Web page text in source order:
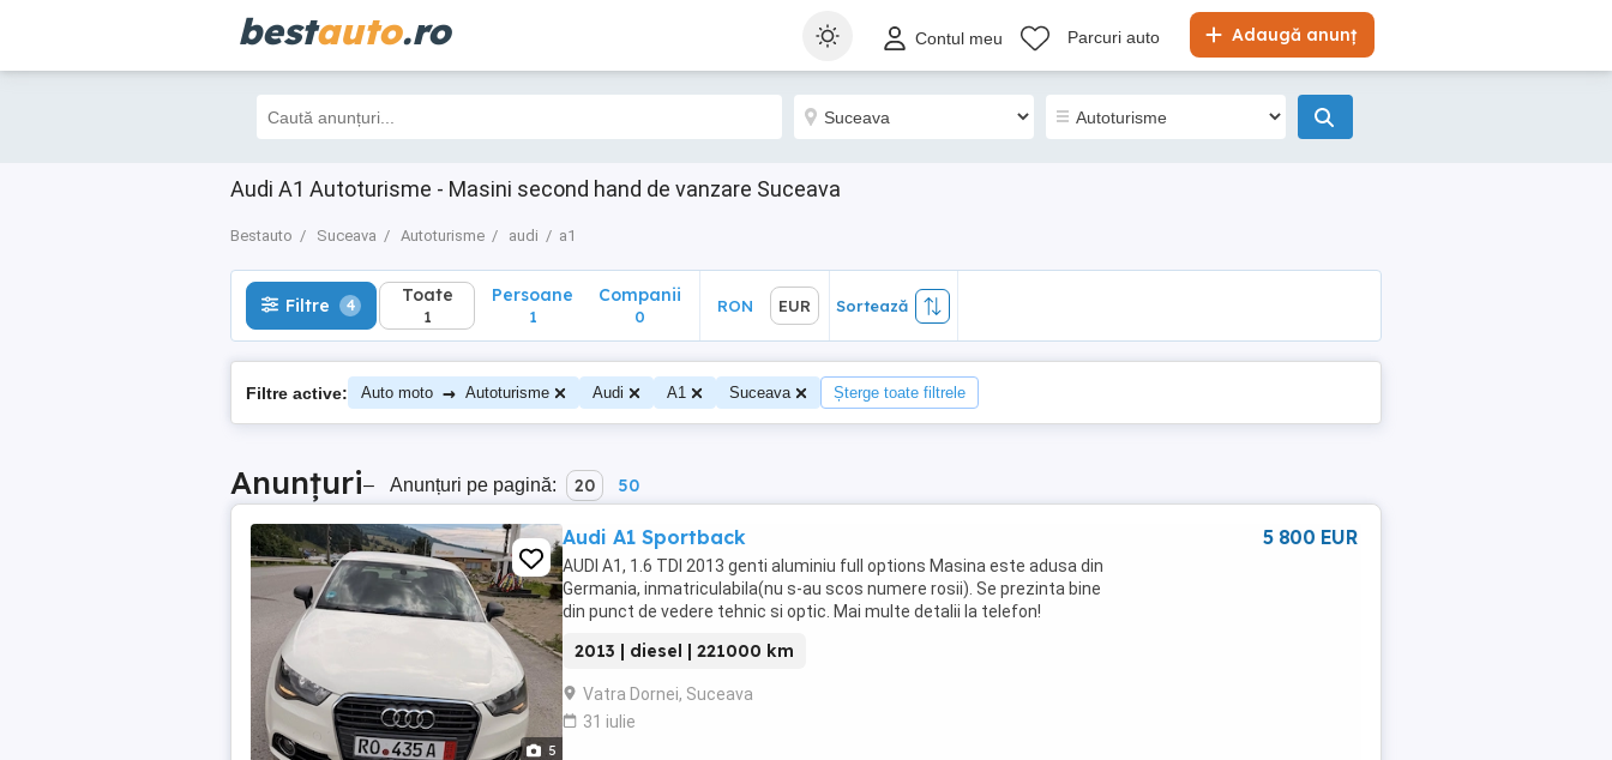
bestauto.ro Adaugă anunț
Contul meu Parcuri auto
Audi A1 Autoturisme - Masini second hand de vanzare Suceava
Bestauto Suceava Autoturisme audi a1
Filtre 4 Toate
1
Sortează
Filtre 4 Toate
1
Persoane
1
Companii
0
RON EUR Sortează
Filtre active: Auto moto → Autoturisme Audi A1 Suceava Șterge toate filtrele
Anunțuri– Anunțuri pe pagină: 20 50
5
Audi A1 Sportback
AUDI A1, 1.6 TDI 2013 genti aluminiu full options Masina este adusa din
Germania, inmatriculabila(nu s-au scos numere rosii). Se prezinta bine
din punct de vedere tehnic si optic. Mai multe detalii la telefon!
2013 | diesel | 221000 km
Vatra Dornei, Suceava
31 iulie
5 800 EUR